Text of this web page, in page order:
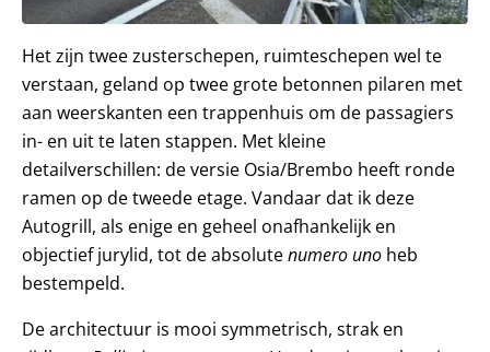
Het zijn twee zusterschepen, ruimteschepen wel te
verstaan, geland op twee grote betonnen pilaren met
aan weerskanten een trappenhuis om de passagiers
in- en uit te laten stappen. Met kleine
detailverschillen: de versie Osia/Brembo heeft ronde
ramen op de tweede etage. Vandaar dat ik deze
Autogrill, als enige en geheel onafhankelijk en
objectief jurylid, tot de absolutenumero uno heb
bestempeld.
De architectuur is mooi symmetrisch, strak en